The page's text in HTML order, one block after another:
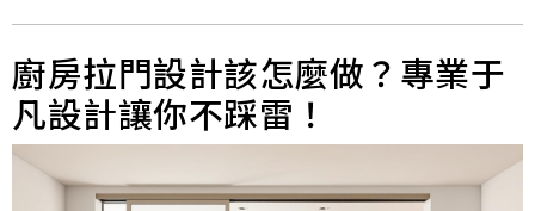
廚房拉門設計該怎麼做？專業于
凡設計讓你不踩雷！